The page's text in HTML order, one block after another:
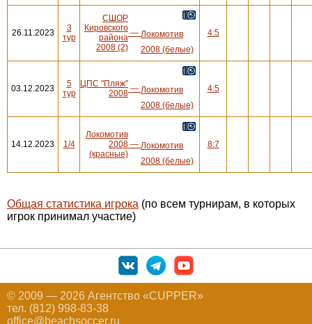
26.11.2023
3
тур
СШОР
Кировского
района
2008 (2)
— Локомотив
2008 (белые)
4:5
03.12.2023
5
тур
ЦПС "Пляж"
2008 — Локомотив
2008 (белые)
4:5
14.12.2023 1/4
Локомотив
2008
(красные)
— Локомотив
2008 (белые)
8:7
Общая статистика игрока (по всем турнирам, в которых
игрок принимал участие)
© 2009 — 2026 Агентство «CUPPER»
тел. (812) 998-83-38
office@beachsoccer.ru